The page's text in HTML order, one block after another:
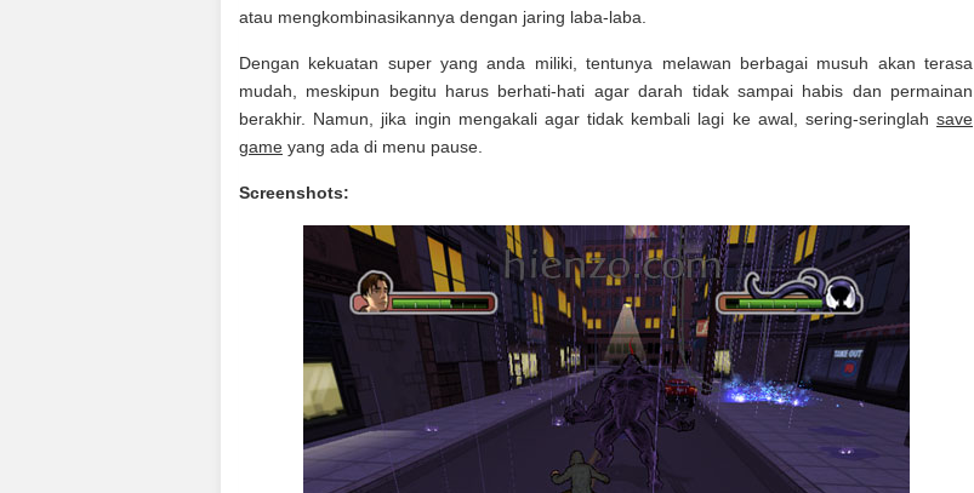
atau mengkombinasikannya dengan jaring laba-laba.
Dengan kekuatan super yang anda miliki, tentunya melawan berbagai musuh akan terasa
mudah, meskipun begitu harus berhati-hati agar darah tidak sampai habis dan permainan
berakhir. Namun, jika ingin mengakali agar tidak kembali lagi ke awal, sering-seringlah save
game yang ada di menu pause.
Screenshots: